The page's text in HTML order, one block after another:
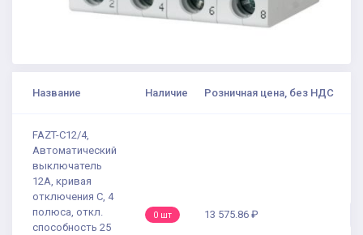
Название Наличие Розничная цена, без НДС
FAZT-C12/4,
Автоматический
выключатель
12А, кривая
отключения С, 4
полюса, откл.
способность 25
0 шт 13 575.86 ₽